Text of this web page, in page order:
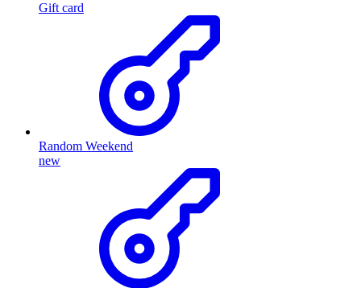
Gift card
Random Weekend
new